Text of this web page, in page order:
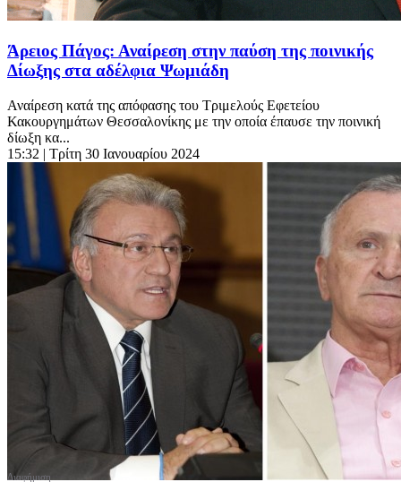
Άρειος Πάγος: Αναίρεση στην παύση της ποινικής
Δίωξης στα αδέλφια Ψωμιάδη
Αναίρεση κατά της απόφασης του Τριμελούς Εφετείου
Κακουργημάτων Θεσσαλονίκης με την οποία έπαυσε την ποινική
δίωξη κα...
15:32 | Τρίτη 30 Ιανουαρίου 2024